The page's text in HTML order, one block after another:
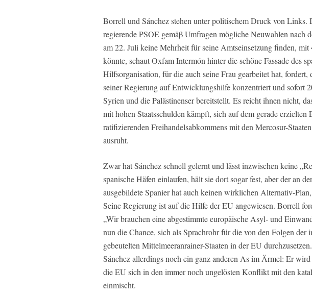
Borrell und Sánchez stehen unter politischem Druck von Links.
regierende PSOE gemäβ Umfragen mögliche Neuwahlen nach
am 22. Juli keine Mehrheit für seine Amtseinsetzung finden,
könnte, schaut Oxfam Intermón hinter die schöne Fassade des
Hilfsorganisation, für die auch seine Frau gearbeitet hat, fordert,
seiner Regierung auf Entwicklungshilfe konzentriert und sofort
Syrien und die Palästinenser bereitstellt. Es reicht ihnen nicht,
mit hohen Staatsschulden kämpft, sich auf dem gerade erzielten
ratifizierenden Freihandelsabkommens mit den Mercosur-
ausruht.
Zwar hat Sánchez schnell gelernt und lässt inzwischen keine
spanische Häfen einlaufen, hält sie dort sogar fest, aber der an
ausgebildete Spanier hat auch keinen wirklichen Alternativ-
Seine Regierung ist auf die Hilfe der EU angewiesen. Borrell
„Wir brauchen eine abgestimmte europäische Asyl- und
nun die Chance, sich als Sprachrohr für die von den Folgen der
gebeutelten Mittelmeeranrainer-Staaten in der EU
Sánchez allerdings noch ein ganz anderen As im Ärmel: Er
die EU sich in den immer noch ungelösten Konflikt mit den
einmischt.